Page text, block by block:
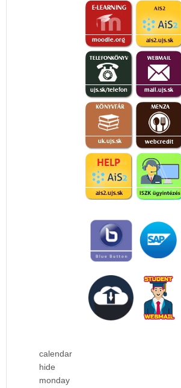
calendar
hide
monday